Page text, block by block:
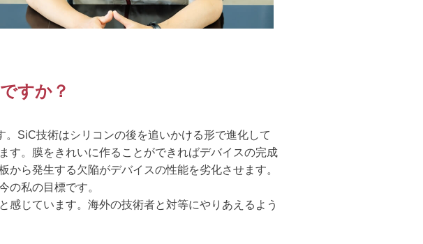
すか？
SiC技術はシリコンの後を追いかける形で進化して
す。膜をきれいに作ることができればデバイスの完成
ら発生する欠陥がデバイスの性能を劣化させます。
の私の目標です。
感じています。海外の技術者と対等にやりあえるよう